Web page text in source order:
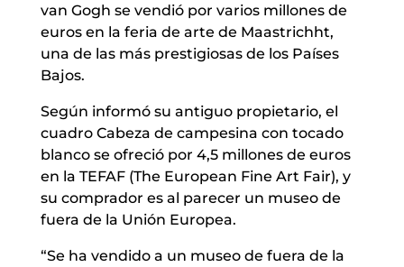
van Gogh se vendió por varios millones de
euros en la feria de arte de Maastrichht,
una de las más prestigiosas de los Países
Bajos.
Según informó su antiguo propietario, el
cuadro Cabeza de campesina con tocado
blanco se ofreció por 4,5 millones de euros
en la TEFAF (The European Fine Art Fair), y
su comprador es al parecer un museo de
fuera de la Unión Europea.
“Se ha vendido a un museo de fuera de la